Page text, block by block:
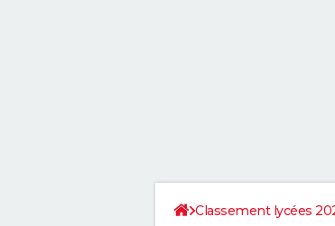
Classement lycées